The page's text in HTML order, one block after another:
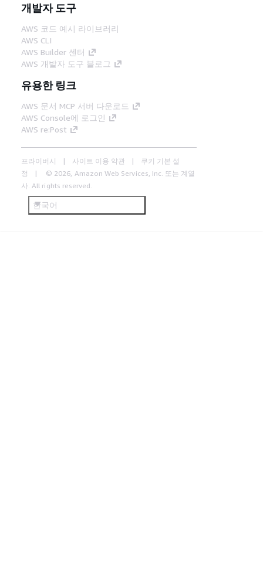
개발자 도구
AWS 코드 예시 라이브러리
AWS CLI
AWS Builder 센터
AWS 개발자 도구 블로그
유용한 링크
AWS 문서 MCP 서버 다운로드
AWS Console에 로그인
AWS re:Post
프라이버시 사이트 이용 약관
쿠키 기본 설
정
© 2026, Amazon Web Services, Inc. 또는 계열
사. All rights reserved.
한국어